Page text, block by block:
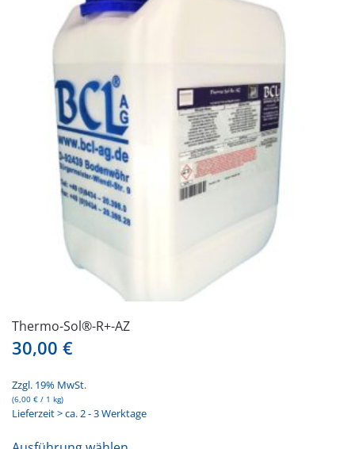
Varianten
auf
der
Produktseite
gewählt
werden
Thermo-Sol®-R+-AZ
30,00 €
Zzgl. 19% MwSt.
(6,00 € / 1 kg)
Lieferzeit > ca. 2 - 3 Werktage